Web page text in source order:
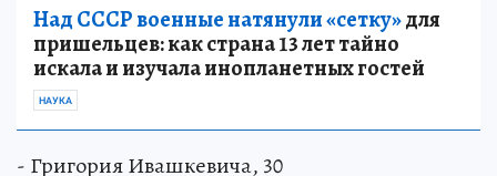
Над СССР военные натянули «сетку»для
пришельцев: как страна 13 лет тайно
искала и изучала инопланетных гостей
НАУКА
- Григория Ивашкевича, 30